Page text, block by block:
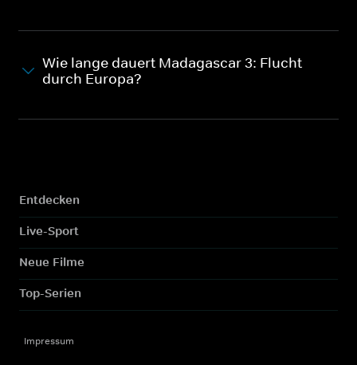
Wie lange dauert Madagascar 3: Flucht
durch Europa?
Entdecken
Live-Sport
Neue Filme
Top-Serien
Impressum